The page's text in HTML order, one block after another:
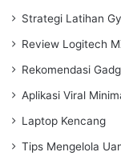
Strategi Latihan
Review Logitech
Rekomendasi
Aplikasi Viral
Laptop Kencang
Tips Mengelola